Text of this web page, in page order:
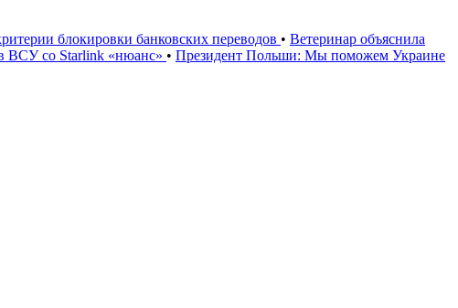
блокировки банковских переводов • Ветеринар объяснила
ВСУ со Starlink «нюанс» • Президент Польши: Мы поможем Украине